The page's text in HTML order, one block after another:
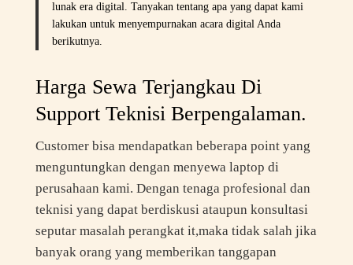
lunak era digital. Tanyakan tentang apa yang dapat kami
lakukan untuk menyempurnakan acara digital Anda
berikutnya.
Harga Sewa Terjangkau Di
Support Teknisi Berpengalaman.
Customer bisa mendapatkan beberapa point yang
menguntungkan dengan menyewa laptop di
perusahaan kami. Dengan tenaga profesional dan
teknisi yang dapat berdiskusi ataupun konsultasi
seputar masalah perangkat it,maka tidak salah jika
banyak orang yang memberikan tanggapan